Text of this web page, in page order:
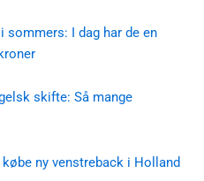
sommers: I dag har de en
skifte: Så mange
ny venstreback i Holland